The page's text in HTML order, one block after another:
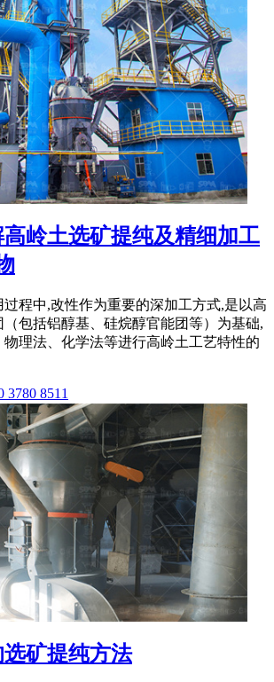
岭土选矿提纯及精细加工
程中,改性作为重要的深加工方式,是以高
包括铝醇基、硅烷醇官能团等）为基础,
理法、化学法等进行高岭土工艺特性的
3780 8511
矿提纯方法